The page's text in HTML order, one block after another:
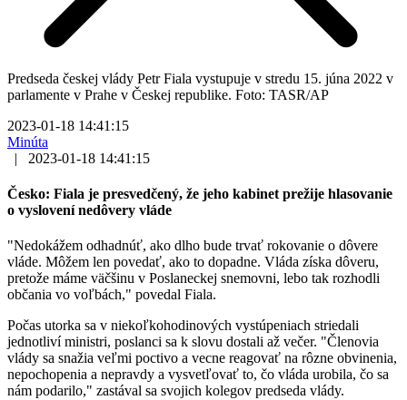
Predseda českej vlády Petr Fiala vystupuje v stredu 15. júna 2022 v
parlamente v Prahe v Českej republike. Foto: TASR/AP
2023-01-18 14:41:15
Minúta
|
2023-01-18 14:41:15
Česko: Fiala je presvedčený, že jeho kabinet prežije hlasovanie
o vyslovení nedôvery vláde
"Nedokážem odhadnúť, ako dlho bude trvať rokovanie o dôvere
vláde. Môžem len povedať, ako to dopadne. Vláda získa dôveru,
pretože máme väčšinu v Poslaneckej snemovni, lebo tak rozhodli
občania vo voľbách," povedal Fiala.
Počas utorka sa v niekoľkohodinových vystúpeniach striedali
jednotliví ministri, poslanci sa k slovu dostali až večer. "Členovia
vlády sa snažia veľmi poctivo a vecne reagovať na rôzne obvinenia,
nepochopenia a nepravdy a vysvetľovať to, čo vláda urobila, čo sa
nám podarilo," zastával sa svojich kolegov predseda vlády.